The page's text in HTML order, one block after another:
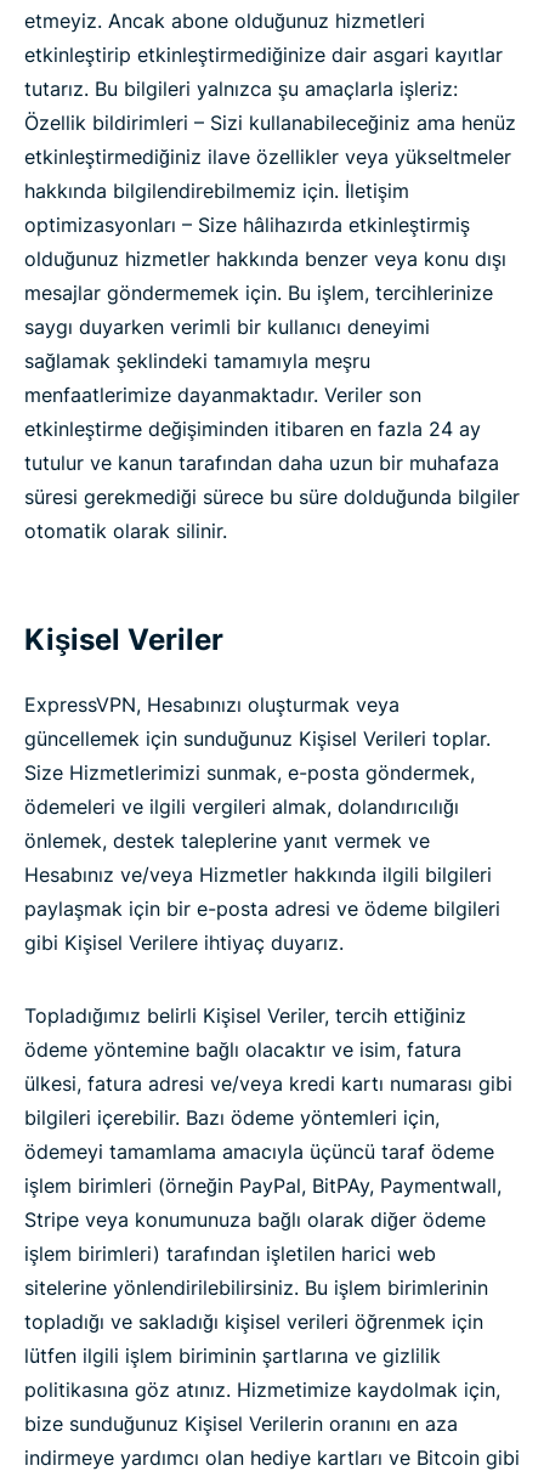
etmeyiz. Ancak abone olduğunuz hizmetleri
etkinleştirip etkinleştirmediğinize dair asgari kayıtlar
tutarız. Bu bilgileri yalnızca şu amaçlarla işleriz:
Özellik bildirimleri – Sizi kullanabileceğiniz ama henüz
etkinleştirmediğiniz ilave özellikler veya yükseltmeler
hakkında bilgilendirebilmemiz için. İletişim
optimizasyonları – Size hâlihazırda etkinleştirmiş
olduğunuz hizmetler hakkında benzer veya konu dışı
mesajlar göndermemek için. Bu işlem, tercihlerinize
saygı duyarken verimli bir kullanıcı deneyimi
sağlamak şeklindeki tamamıyla meşru
menfaatlerimize dayanmaktadır. Veriler son
etkinleştirme değişiminden itibaren en fazla 24 ay
tutulur ve kanun tarafından daha uzun bir muhafaza
süresi gerekmediği sürece bu süre dolduğunda bilgiler
otomatik olarak silinir.
Kişisel Veriler
ExpressVPN, Hesabınızı oluşturmak veya
güncellemek için sunduğunuz Kişisel Verileri toplar.
Size Hizmetlerimizi sunmak, e-posta göndermek,
ödemeleri ve ilgili vergileri almak, dolandırıcılığı
önlemek, destek taleplerine yanıt vermek ve
Hesabınız ve/veya Hizmetler hakkında ilgili bilgileri
paylaşmak için bir e-posta adresi ve ödeme bilgileri
gibi Kişisel Verilere ihtiyaç duyarız.
Topladığımız belirli Kişisel Veriler, tercih ettiğiniz
ödeme yöntemine bağlı olacaktır ve isim, fatura
ülkesi, fatura adresi ve/veya kredi kartı numarası gibi
bilgileri içerebilir. Bazı ödeme yöntemleri için,
ödemeyi tamamlama amacıyla üçüncü taraf ödeme
işlem birimleri (örneğin PayPal, BitPAy, Paymentwall,
Stripe veya konumunuza bağlı olarak diğer ödeme
işlem birimleri) tarafından işletilen harici web
sitelerine yönlendirilebilirsiniz. Bu işlem birimlerinin
topladığı ve sakladığı kişisel verileri öğrenmek için
lütfen ilgili işlem biriminin şartlarına ve gizlilik
politikasına göz atınız. Hizmetimize kaydolmak için,
bize sunduğunuz Kişisel Verilerin oranını en aza
indirmeye yardımcı olan hediye kartları ve Bitcoin gibi